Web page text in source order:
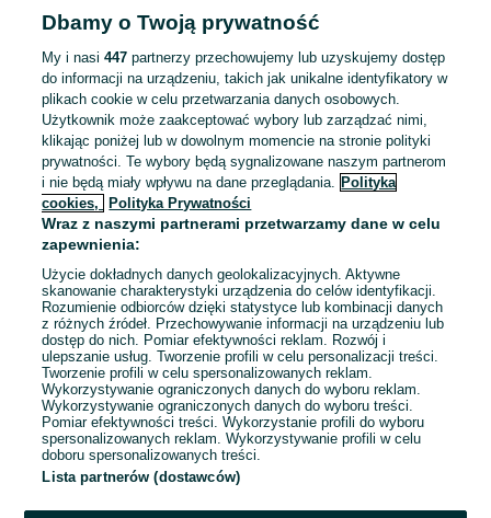
ZNALEŹLIŚMY 0
Sortowanie Opcje przeglądania
Przepraszamy, nie znaleźliśmy tego,
czego szukasz.
Dbamy o Twoją prywatność
My i nasi447 partnerzy przechowujemy lub uzyskujemy dostęp
do informacji na urządzeniu, takich jak unikalne identyfikatory w
plikach cookie w celu przetwarzania danych osobowych.
Użytkownik może zaakceptować wybory lub zarządzać nimi,
klikając poniżej lub w dowolnym momencie na stronie polityki
prywatności. Te wybory będą sygnalizowane naszym partnerom
i nie będą miały wpływu na dane przeglądania. Polityka
cookies,
Polityka Prywatności
Wraz z naszymi partnerami przetwarzamy dane w celu
zapewnienia:
Użycie dokładnych danych geolokalizacyjnych. Aktywne
skanowanie charakterystyki urządzenia do celów identyfikacji.
Rozumienie odbiorców dzięki statystyce lub kombinacji danych
z różnych źródeł. Przechowywanie informacji na urządzeniu lub
dostęp do nich. Pomiar efektywności reklam. Rozwój i
ulepszanie usług. Tworzenie profili w celu personalizacji treści.
Tworzenie profili w celu spersonalizowanych reklam.
Wykorzystywanie ograniczonych danych do wyboru reklam.
Wykorzystywanie ograniczonych danych do wyboru treści.
Pomiar efektywności treści. Wykorzystanie profili do wyboru
spersonalizowanych reklam. Wykorzystywanie profili w celu
doboru spersonalizowanych treści.
Lista partnerów (dostawców)